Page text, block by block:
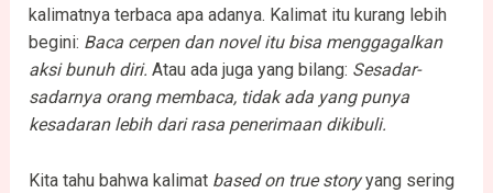
kalimatnya terbaca apa adanya. Kalimat itu kurang lebih
begini: Baca cerpen dan novel itu bisa menggagalkan
aksi bunuh diri. Atau ada juga yang bilang: Sesadar-
sadarnya orang membaca, tidak ada yang punya
kesadaran lebih dari rasa penerimaan dikibuli.
Kita tahu bahwa kalimat based on true storyyang sering